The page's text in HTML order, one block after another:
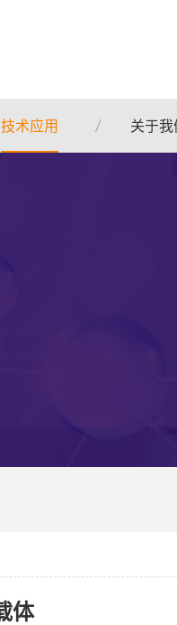
技术应用 关于我
体